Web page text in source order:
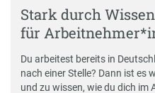
Stark durch
für
Du arbeitest bereits in
nach einer Stelle? Dann ist es
und zu wissen, wie du dich